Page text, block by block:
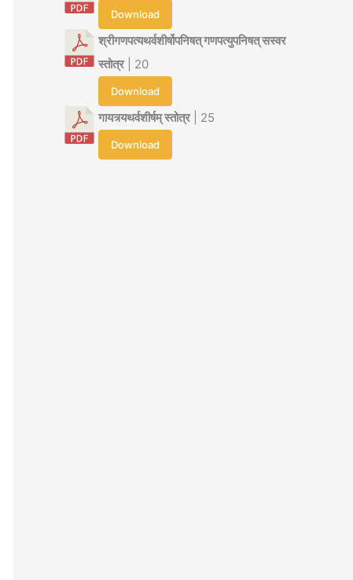
Download
श्रीगणपत्यथर्वशीर्षोपनिषत् गणपत्युपनिषत् सस्वर
स्तोत्र| 20
Download
गायत्र्यथर्वशीर्षम् स्तोत्र| 25
Download